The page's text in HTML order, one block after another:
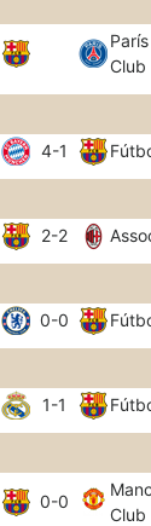
Club
4-1
2-2
0-0
1-1
0-0
Club